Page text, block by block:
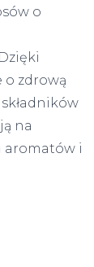
o
o zdrową
na
aromatów i